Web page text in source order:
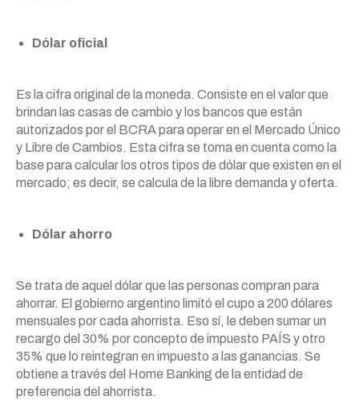
Dólar oficial
Es la cifra original de la moneda. Consiste en el valor que
brindan las casas de cambio y los bancos que están
autorizados por el BCRA para operar en el Mercado Único
y Libre de Cambios. Esta cifra se toma en cuenta como la
base para calcular los otros tipos de dólar que existen en el
mercado; es decir, se calcula de la libre demanda y oferta.
Dólar ahorro
Se trata de aquel dólar que las personas compran para
ahorrar. El gobierno argentino limitó el cupo a 200 dólares
mensuales por cada ahorrista. Eso sí, le deben sumar un
recargo del 30% por concepto de impuesto PAÍS y otro
35% que lo reintegran en impuesto a las ganancias. Se
obtiene a través del Home Banking de la entidad de
preferencia del ahorrista.